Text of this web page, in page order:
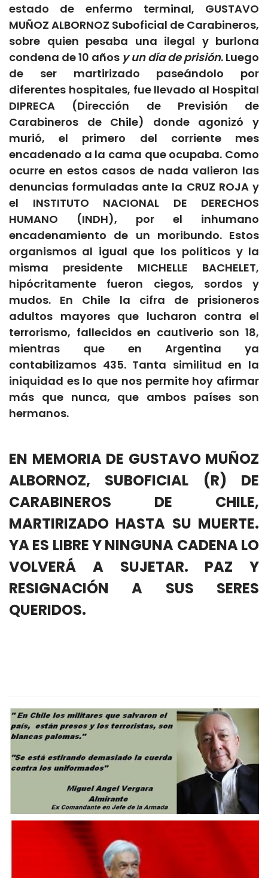
estado de enfermo terminal, GUSTAVO
MUÑOZ ALBORNOZ Suboficial de Carabineros,
sobre quien pesaba una ilegal y burlona
condena de 10 años y un día de prisión. Luego
de ser martirizado paseándolo por
diferentes hospitales, fue llevado al Hospital
DIPRECA (Dirección de Previsión de
Carabineros de Chile) donde agonizó y
murió, el primero del corriente mes
encadenado a la cama que ocupaba. Como
ocurre en estos casos de nada valieron las
denuncias formuladas ante la CRUZ ROJA y
el INSTITUTO NACIONAL DE DERECHOS
HUMANO (INDH), por el inhumano
encadenamiento de un moribundo. Estos
organismos al igual que los políticos y la
misma presidente MICHELLE BACHELET,
hipócritamente fueron ciegos, sordos y
mudos. En Chile la cifra de prisioneros
adultos mayores que lucharon contra el
terrorismo, fallecidos en cautiverio son 18,
mientras que en Argentina ya
contabilizamos 435. Tanta similitud en la
iniquidad es lo que nos permite hoy afirmar
más que nunca, que ambos países son
hermanos.
EN MEMORIA DE GUSTAVO MUÑOZ
ALBORNOZ, SUBOFICIAL (R) DE
CARABINEROS DE CHILE,
MARTIRIZADO HASTA SU MUERTE.
YA ES LIBRE Y NINGUNA CADENA LO
VOLVERÁ A SUJETAR. PAZ Y
RESIGNACIÓN A SUS SERES
QUERIDOS.